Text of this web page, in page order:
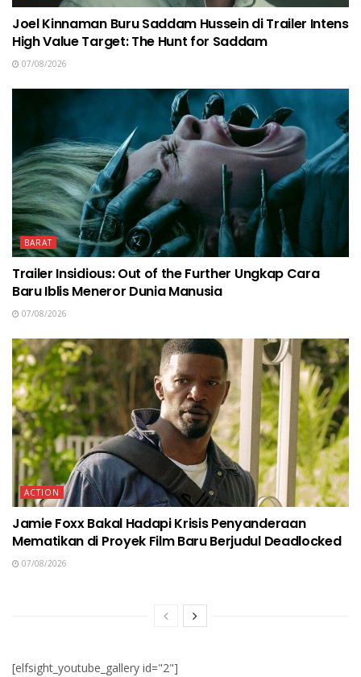
Joel Kinnaman Buru Saddam Hussein di Trailer Intens
High Value Target: The Hunt for Saddam
07/08/2026
BARAT
Trailer Insidious: Out of the Further Ungkap Cara
Baru Iblis Meneror Dunia Manusia
07/08/2026
ACTION
Jamie Foxx Bakal Hadapi Krisis Penyanderaan
Mematikan di Proyek Film Baru Berjudul Deadlocked
07/08/2026
[elfsight_youtube_gallery id="2"]